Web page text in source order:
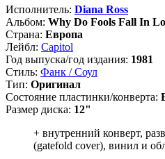
Исполнитель: Diana Ross
Альбом: Why Do Fools Fall In
Страна: Европа
Лейбл: Capitol
Год выпуска/год издания: 1981
Стиль: Фанк / Соул
Тип: Оригинал
Состояние пластинки/конверта:
Размер диска: 12"
+ внутренний конверт,
(gatefold cover), винил и